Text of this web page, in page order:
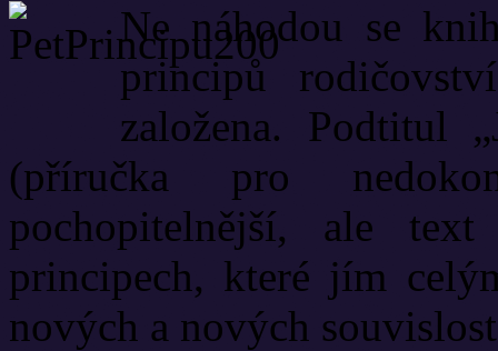
Ne náhodou se
principů
založena. Podtitul
(příručka pro
pochopitelnější, ale
principech, které jím
nových a nových